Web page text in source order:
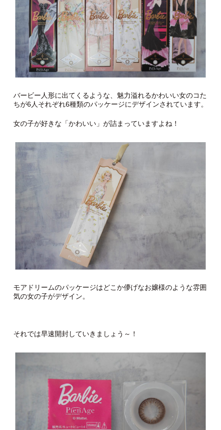
バービー人形に出てくるような、魅力溢れるかわいい女のコた
ちが6人それぞれ6種類のパッケージにデザインされています。
女の子が好きな「かわいい」が詰まっていますよね！
モアドリームのパッケージはどこか儚げなお嬢様のような雰囲
気の女の子がデザイン。
それでは早速開封していきましょう～！